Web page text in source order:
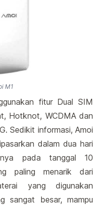
M1
fitur Dual SIM
Hotknot, WCDMA dan
Sedikit informasi, Amoi
dalam dua hari
pada tanggal 10
paling menarik dari
yang digunakan
sangat besar, mampu